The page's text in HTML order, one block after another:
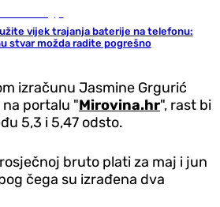
vijek trajanja baterije na telefonu:
stvar možda radite pogrešno
izračunu Jasmine Grgurić
portalu "Mirovina.hr", rast bi
5,3 i 5,47 odsto.
bruto plati za maj i jun
čega su izrađena dva